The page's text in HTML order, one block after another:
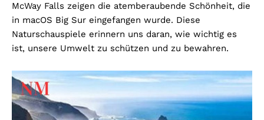
McWay Falls zeigen die atemberaubende Schönheit, die
in macOS Big Sur eingefangen wurde. Diese
Naturschauspiele erinnern uns daran, wie wichtig es
ist, unsere Umwelt zu schützen und zu bewahren.